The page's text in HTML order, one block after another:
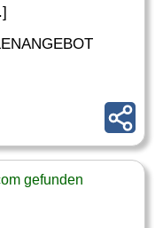
gefunden